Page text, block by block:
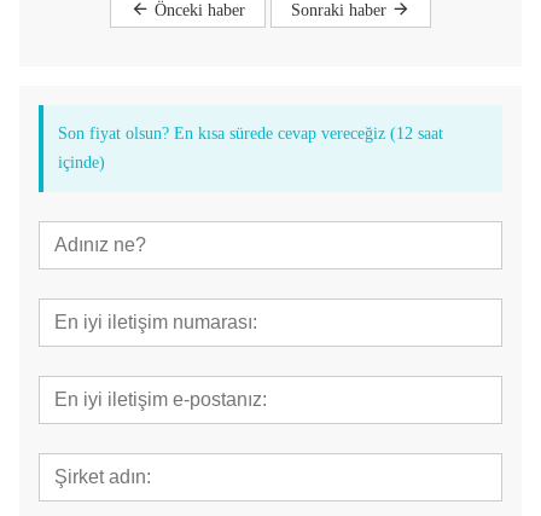
Önceki haber Sonraki haber
Son fiyat olsun? En kısa sürede cevap vereceğiz (12 saat
içinde)